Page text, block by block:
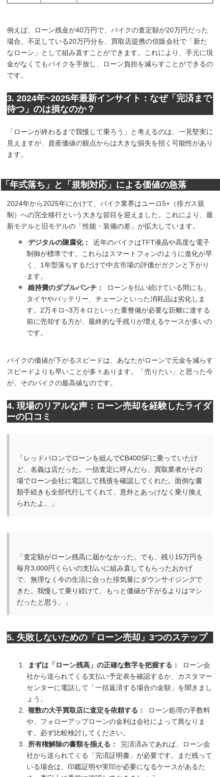
例えば、ローン残金が40万円で、バイクの査定額が20万円だった
場合。不足している20万円分を、買取店提携の信販会社で「新た
なローン」として組み直すことができます。これにより、手元に現
金がなくてもバイクを手放し、ローン負担を減らすことができるの
です。
3. 2024年~2025年最新インサイト：なぜ「完済まで
待つ」のは損なのか？
「ローンが終わるまで我慢して乗ろう」と考えるのは、一見堅実に
見えますが、資産価値の観点からは大きな損失を招く可能性があり
ます。
「年式落ち」と「規制対応」による価値の急落
2024年から2025年にかけて、バイク業界はユーロ5+（排ガス規
制）への完全移行という大きな節目を迎えました。これにより、最
新モデルと旧モデルの「性能・装備の差」が拡大しています。
デジタルの陳腐化：
近年のバイクはTFT液晶や高度な電子
制御が標準です。これらはスマートフォンのように進化が早
く、1年型落ちするだけで中古市場の評価がガクンと下がり
ます。
維持費のダブルパンチ：
ローンを払い続けている間にも、
タイヤやバッテリー、チェーンといった消耗品は劣化しま
す。2万キロ~3万キロといった重整備が必要な距離に達する
前に売却する方が、最終的な手残りが増えるケースが多いの
です。
バイクの価値が下がるスピードは、あなたがローンで元金を減らす
スピードよりも早いことが多々あります。「売りたい」と思った今
が、そのバイクの最高値なのです。
4. 現場のリアルな声：ローン売却を経験したライダ
ーの口コミ
「レッドバロンでローンを組んでCB400SFに乗っていたけ
ど、名義は店だった。一括査定に呼んだら、買取業者がその
場でローン会社に電話して残債を確認してくれた。面倒な書
類手続きも全部代行してくれて、意外とあっけなく乗り換え
られたよ。」
「査定額がローン残高に届かなかった。でも、残り15万円を
毎月3,000円くらいの支払いに組み直してもらったおかげ
で、無理なく今の生活に合った排気量にダウンサイジングで
きた。我慢して乗り続けて、もっと価値が下がるよりはマシ
だったと思う。」
5. 失敗しないための「ローン売却」3つのステップ
まずは「ローン残高」の正確な数字を把握する：
ローン会
社から送られてくる支払い予定表を確認するか、カスタマー
センターに電話して「一括返済する場合の金額」を聞きまし
ょう。
複数の大手買取店に査定を依頼する：
ローン処理の手数料
や、フォローアップローンの金利は会社によって異なりま
す。必ず比較検討してください。
所有権解除の書類を揃える：
完済済みであれば、ローン会
社から送られてくる「完済証明書」が必要です。まだ残って
いる場合は、印鑑証明や実印が必要になるケースがあるた